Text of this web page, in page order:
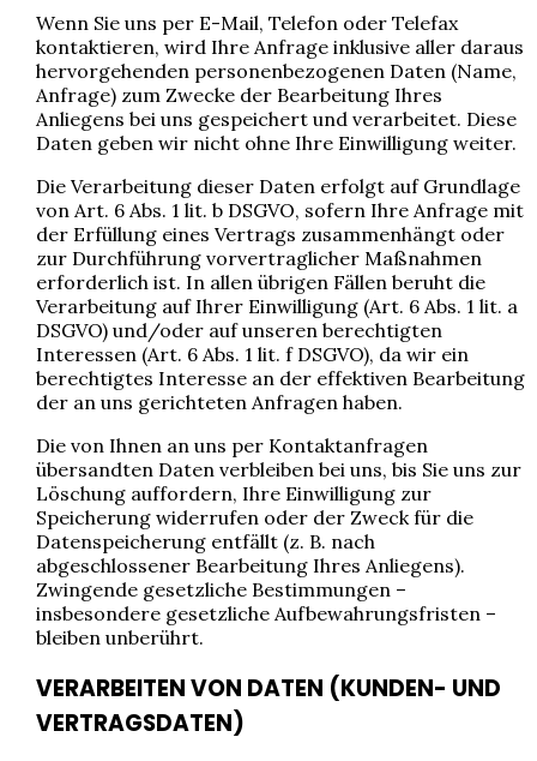
Wenn Sie uns per E-Mail, Telefon oder Telefax
kontaktieren, wird Ihre Anfrage inklusive aller daraus
hervorgehenden personenbezogenen Daten (Name,
Anfrage) zum Zwecke der Bearbeitung Ihres
Anliegens bei uns gespeichert und verarbeitet. Diese
Daten geben wir nicht ohne Ihre Einwilligung weiter.
Die Verarbeitung dieser Daten erfolgt auf Grundlage
von Art. 6 Abs. 1 lit. b DSGVO, sofern Ihre Anfrage mit
der Erfüllung eines Vertrags zusammenhängt oder
zur Durchführung vorvertraglicher Maßnahmen
erforderlich ist. In allen übrigen Fällen beruht die
Verarbeitung auf Ihrer Einwilligung (Art. 6 Abs. 1 lit. a
DSGVO) und/oder auf unseren berechtigten
Interessen (Art. 6 Abs. 1 lit. f DSGVO), da wir ein
berechtigtes Interesse an der effektiven Bearbeitung
der an uns gerichteten Anfragen haben.
Die von Ihnen an uns per Kontaktanfragen
übersandten Daten verbleiben bei uns, bis Sie uns zur
Löschung auffordern, Ihre Einwilligung zur
Speicherung widerrufen oder der Zweck für die
Datenspeicherung entfällt (z. B. nach
abgeschlossener Bearbeitung Ihres Anliegens).
Zwingende gesetzliche Bestimmungen –
insbesondere gesetzliche Aufbewahrungsfristen –
bleiben unberührt.
VERARBEITEN VON DATEN (KUNDEN- UND
VERTRAGSDATEN)